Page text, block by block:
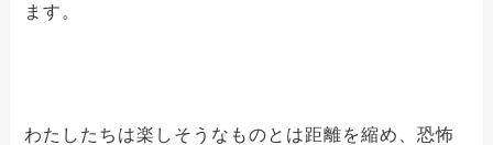
ます。
わたしたちは楽しそうなものとは距離を縮め、恐怖